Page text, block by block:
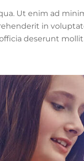
Ut enim ad
in
deserunt